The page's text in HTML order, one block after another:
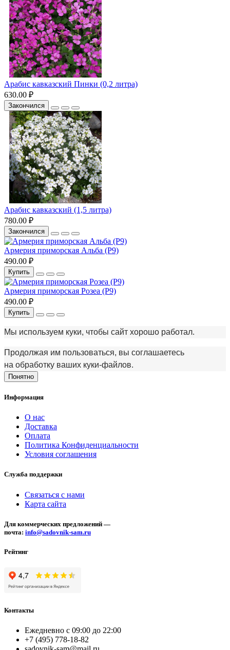
Арабис кавказский Пинки (0,2 литра)
630.00 ₽
Закончился
Арабис кавказский (1,5 литра)
780.00 ₽
Закончился
Армерия приморская Альба (Р9)
490.00 ₽
Купить
Армерия приморская Розеа (Р9)
490.00 ₽
Купить
Мы используем куки, чтобы сайт хорошо работал.
Продолжая им пользоваться, вы соглашаетесь
на обработку ваших куки‑файлов.
Понятно
Информация
О нас
Доставка
Оплата
Политика Конфиденциальности
Условия соглашения
Служба поддержки
Связаться с нами
Карта сайта
Для коммерческих предложений —
почта: info@sadovnik-sam.ru
Рейтинг
Контакты
Ежедневно с 09:00 до 22:00
+7 (495) 778-18-82